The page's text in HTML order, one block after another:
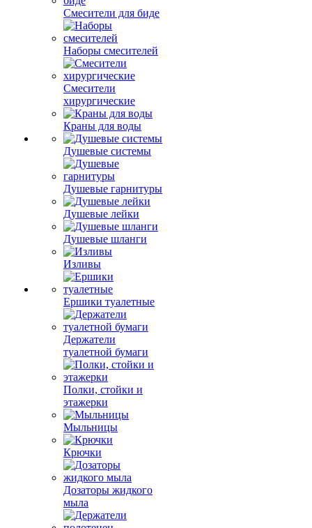
Смесители для биде
Наборы смесителей
Смесители
хирургические
Краны для воды
Душевые системы
Душевые гарнитуры
Душевые лейки
Душевые шланги
Изливы
Ершики туалетные
Держатели
туалетной бумаги
Полки, стойки и
этажерки
Мыльницы
Крючки
Дозаторы жидкого
мыла